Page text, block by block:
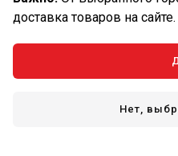
доставка товаров на сайте.
Нет,